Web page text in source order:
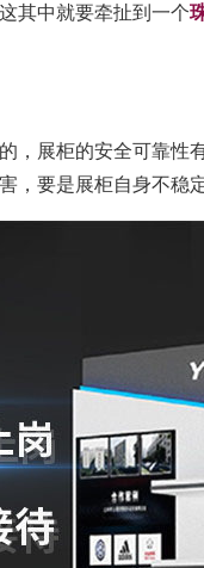
其中就要牵扯到一个
展柜的安全可靠性
，要是展柜自身不稳